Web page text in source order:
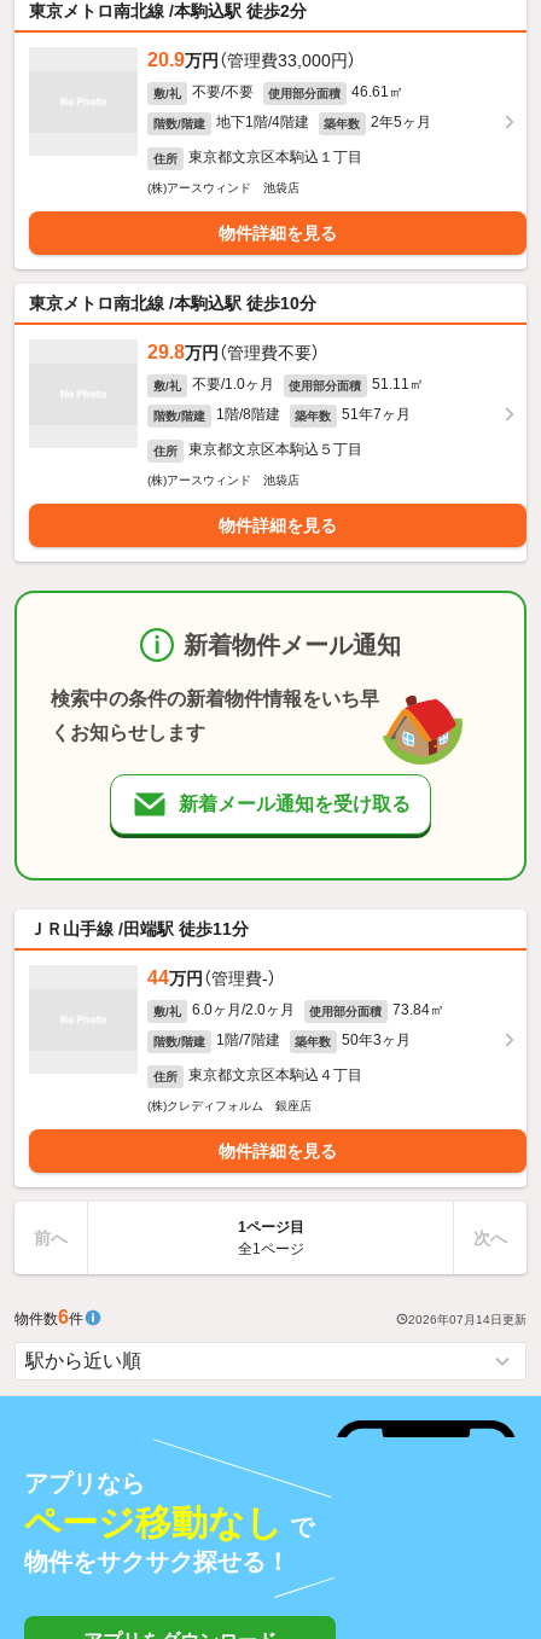
東京メトロ南北線 /本駒込駅 徒歩2分
20.9万円 （管理費33,000円）
敷/礼 不要/不要 使用部分面積 46.61㎡
階数/階建 地下1階/4階建 築年数 2年5ヶ月
住所 東京都文京区本駒込１丁目
(株)アースウィンド 池袋店
物件詳細を見る
東京メトロ南北線 /本駒込駅 徒歩10分
29.8万円 （管理費不要）
敷/礼 不要/1.0ヶ月 使用部分面積 51.11㎡
階数/階建 1階/8階建 築年数 51年7ヶ月
住所 東京都文京区本駒込５丁目
(株)アースウィンド 池袋店
物件詳細を見る
新着物件メール通知
検索中の条件の新着物件情報をいち早
くお知らせします
新着メール通知を受け取る
ＪＲ山手線 /田端駅 徒歩11分
44万円 （管理費-）
敷/礼 6.0ヶ月/2.0ヶ月 使用部分面積 73.84㎡
階数/階建 1階/7階建 築年数 50年3ヶ月
住所 東京都文京区本駒込４丁目
(株)クレディフォルム 銀座店
物件詳細を見る
前へ
1ページ目
全1ページ
次へ
物件数6件 2026年07月14日更新
アプリなら
ページ移動なし で
物件をサクサク探せる！